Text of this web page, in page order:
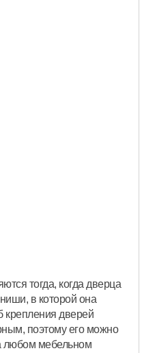
тогда, когда дверца
в которой она
крепления дверей
поэтому его можно
любом мебельном